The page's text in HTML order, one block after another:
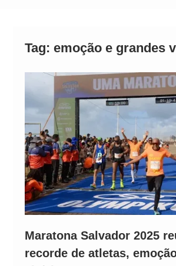
Tag: emoção e grandes
Maratona Salvador 2025
recorde de atletas,